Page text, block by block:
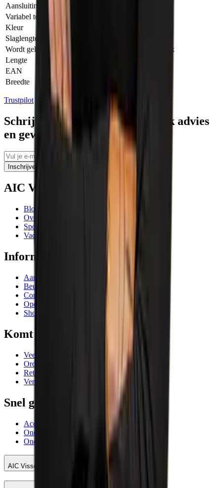
Aansluiting/opname
Variabel toerental
Kleur
Slaglengte
Wordt geleverd in
Systainer³ Gereedschapsbox
Lengte
EAN
Breedte
Trustpilot
Schrijf je in voor tips, persoonlijk advies
en geweldige aanbiedingen
Inschrijven
AIC Visser
Blogs
Over ons
Sponsoring
Vacatures
Informatie
Aanbiedingen
Beurzen en evenementen
Contactgegevens
Openingstijden
Showrooms
Komt goed
Veelgestelde vragen
Orderafhandeling
Retourneren
Verzending
Snel geregeld
Account AIC Visser
Onderhoud meetinstrumenten
Onderhoud en reparatie machines
AIC Visser